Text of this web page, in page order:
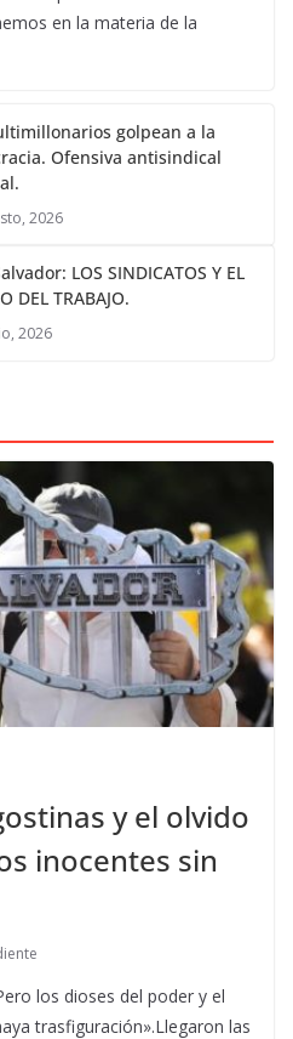
en la materia de la
golpean a la
Ofensiva antisindical
2026
LOS SINDICATOS Y EL
DEL TRABAJO.
2026
y el olvido
inocentes sin
los dioses del poder y el
trasfiguración».Llegaron las